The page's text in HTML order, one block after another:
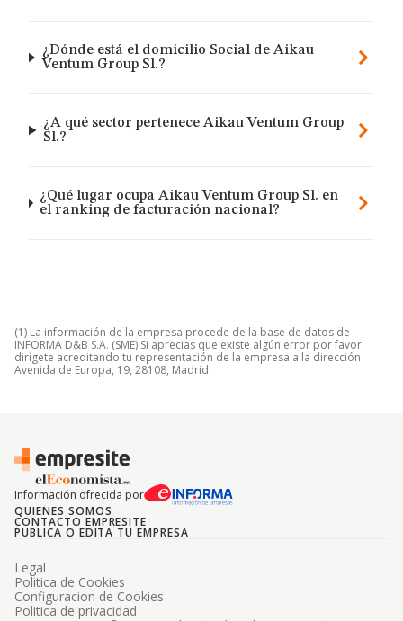
¿Dónde está el domicilio Social de Aikau
Ventum Group Sl.?
¿A qué sector pertenece Aikau Ventum Group
Sl.?
¿Qué lugar ocupa Aikau Ventum Group Sl. en
el ranking de facturación nacional?
(1) La información de la empresa procede de la base de datos de
INFORMA D&B S.A. (SME) Si aprecias que existe algún error por favor
dirígete acreditando tu representación de la empresa a la dirección
Avenida de Europa, 19, 28108, Madrid.
Información ofrecida por
QUIENES SOMOS
CONTACTO EMPRESITE
PUBLICA O EDITA TU EMPRESA
Legal
Politica de Cookies
Configuracion de Cookies
Politica de privacidad